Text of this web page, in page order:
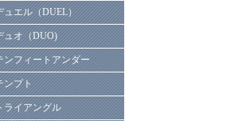
ュエル（DUEL）
ュオ（DUO)
ンフィートアンダー
ンプト
ライアングル